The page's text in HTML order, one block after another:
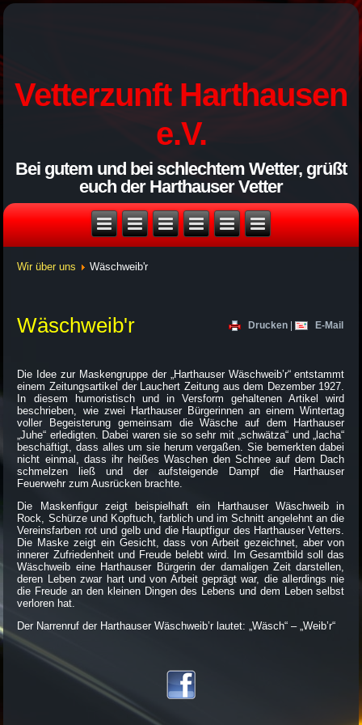
Vetterzunft Harthausen
e.V.
Bei gutem und bei schlechtem Wetter, grüßt
euch der Harthauser Vetter
Wir über uns Wäschweib'r
Wäschweib'r Drucken E-Mail
Die Idee zur Maskengruppe der „Harthauser Wäschweib’r“ entstammt
einem Zeitungsartikel der Lauchert Zeitung aus dem Dezember 1927.
In diesem humoristisch und in Versform gehaltenen Artikel wird
beschrieben, wie zwei Harthauser Bürgerinnen an einem Wintertag
voller Begeisterung gemeinsam die Wäsche auf dem Harthauser
„Juhe“ erledigten. Dabei waren sie so sehr mit „schwätza“ und „lacha“
beschäftigt, dass alles um sie herum vergaßen. Sie bemerkten dabei
nicht einmal, dass ihr heißes Waschen den Schnee auf dem Dach
schmelzen ließ und der aufsteigende Dampf die Harthauser
Feuerwehr zum Ausrücken brachte.
Die Maskenfigur zeigt beispielhaft ein Harthauser Wäschweib in
Rock, Schürze und Kopftuch, farblich und im Schnitt angelehnt an die
Vereinsfarben rot und gelb und die Hauptfigur des Harthauser Vetters.
Die Maske zeigt ein Gesicht, dass von Arbeit gezeichnet, aber von
innerer Zufriedenheit und Freude belebt wird. Im Gesamtbild soll das
Wäschweib eine Harthauser Bürgerin der damaligen Zeit darstellen,
deren Leben zwar hart und von Arbeit geprägt war, die allerdings nie
die Freude an den kleinen Dingen des Lebens und dem Leben selbst
verloren hat.
Der Narrenruf der Harthauser Wäschweib’r lautet: „Wäsch“ – „Weib’r“